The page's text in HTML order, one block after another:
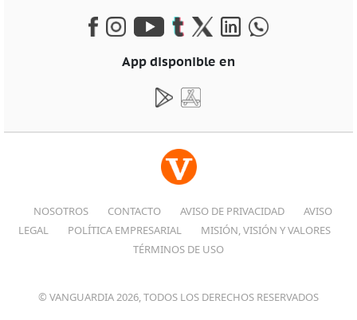
App disponible en
NOSOTROS CONTACTO AVISO DE PRIVACIDAD
AVISO
LEGAL
POLÍTICA EMPRESARIAL
MISIÓN, VISIÓN Y VALORES
TÉRMINOS DE USO
© VANGUARDIA 2026, TODOS LOS DERECHOS RESERVADOS